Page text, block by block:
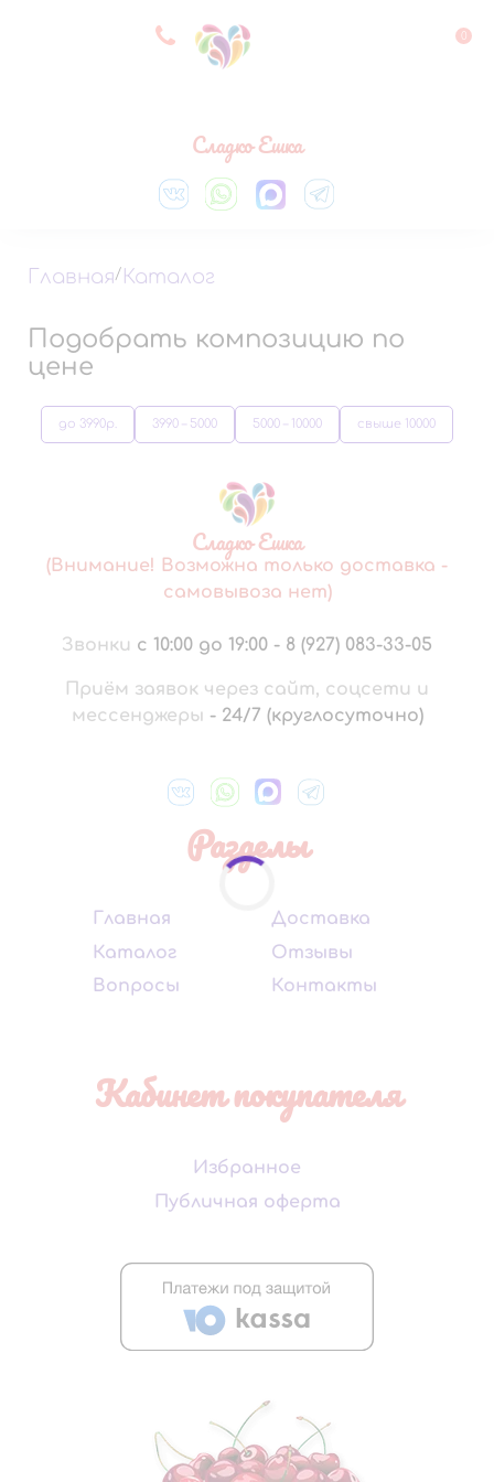
8 927 083 33 05 0
Сладко Ешка
Главная/ Каталог
Подобрать композицию по
цене
до 3990р. 3990 – 5000 5000 – 10000 свыше 10000
Сладко Ешка
(Внимание! Возможна только доставка -
самовывоза нет)
Звонки с 10:00 до 19:00 - 8 (927) 083-33-05
Приём заявок через сайт, соцсети и
мессенджеры - 24/7 (круглосуточно)
Разделы
Главная
Каталог
Вопросы
Доставка
Отзывы
Контакты
Кабинет покупателя
Избранное
Публичная оферта